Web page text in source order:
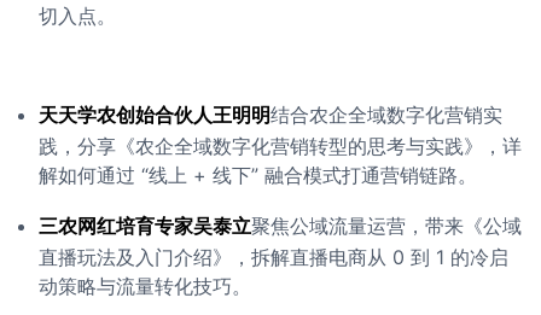
切入点。
天天学农创始合伙人王明明结合农企全域数字化营销实
践，分享《农企全域数字化营销转型的思考与实践》，详
解如何通过 “线上 + 线下” 融合模式打通营销链路。
三农网红培育专家吴泰立聚焦公域流量运营，带来《公域
直播玩法及入门介绍》，拆解直播电商从 0 到 1 的冷启
动策略与流量转化技巧。